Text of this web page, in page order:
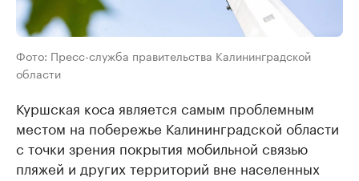
Фото: Пресс-служба правительства Калининградской
области
Куршская коса является самым проблемным
местом на побережье Калининградской области
с точки зрения покрытия мобильной связью
пляжей и других территорий вне населенных